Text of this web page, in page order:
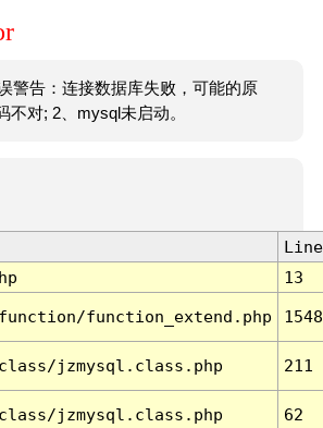
警告：连接数据库失败，可能的原
不对; 2、mysql未启动。
Line
13
function_extend.php 1548
jzmysql.class.php 211
jzmysql.class.php 62